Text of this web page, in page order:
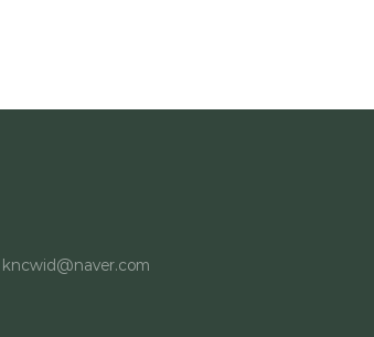
: kncwid@naver.com